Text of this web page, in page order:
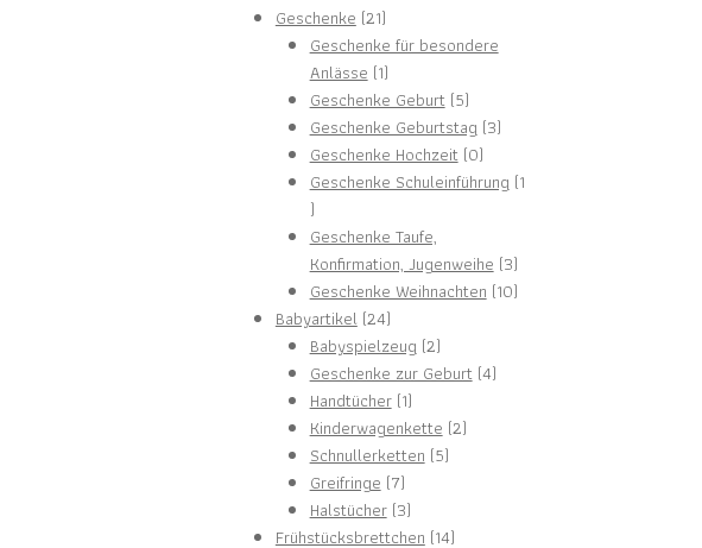
Geschenke 2121
Produkte
Geschenke für besondere
Anlässe 11
Produkt
Geschenke Geburt 55
Produkte
Geschenke Geburtstag 33
Geschenke Hochzeit 00
Produkte
Geschenke Schuleinführung 1
1
Produkt
Geschenke Taufe,
Konfirmation, Jugenweihe 33
Produkte
Geschenke Weihnachten 1010
Babyartikel 2424
Produkte
Babyspielzeug 22
Produkte
Geschenke zur Geburt 44
Handtücher 11
Produkt
Kinderwagenkette 22
Schnullerketten 55
Greifringe 77
Produkte
Halstücher 33
Produkte
Frühstücksbrettchen 1414